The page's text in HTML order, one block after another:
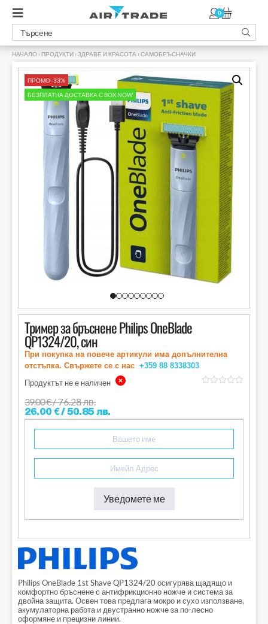
0
НАЧАЛО › ПРОДУКТИ ›ЗДРАВЕ И КРАСОТА ›САМОБРЪСНАЧКИ
ПРОМО -33%
БЕЗПЛАТНА ДОСТАВКА С BOX NOW
Тример за бръснене Philips OneBlade
QP1324/20, син
При покупка на повече артикули има допълнителна
отстъпка. Свържете се с нас +359 88 8338303
Продуктът не е наличен
39.00€/ 76.28 лв.
26.00 €/ 50.85 лв.
Уведомете ме
Philips OneBlade 1st Shave QP1324/20 осигурява щадящо и
комфортно бръснене с антифрикционно ножче и система за
двойна защита. Освен това предлага мокро и сухо използване,
акумулаторна работа и двустранно ножче за по-лесно
оформяне и прецизни линии.